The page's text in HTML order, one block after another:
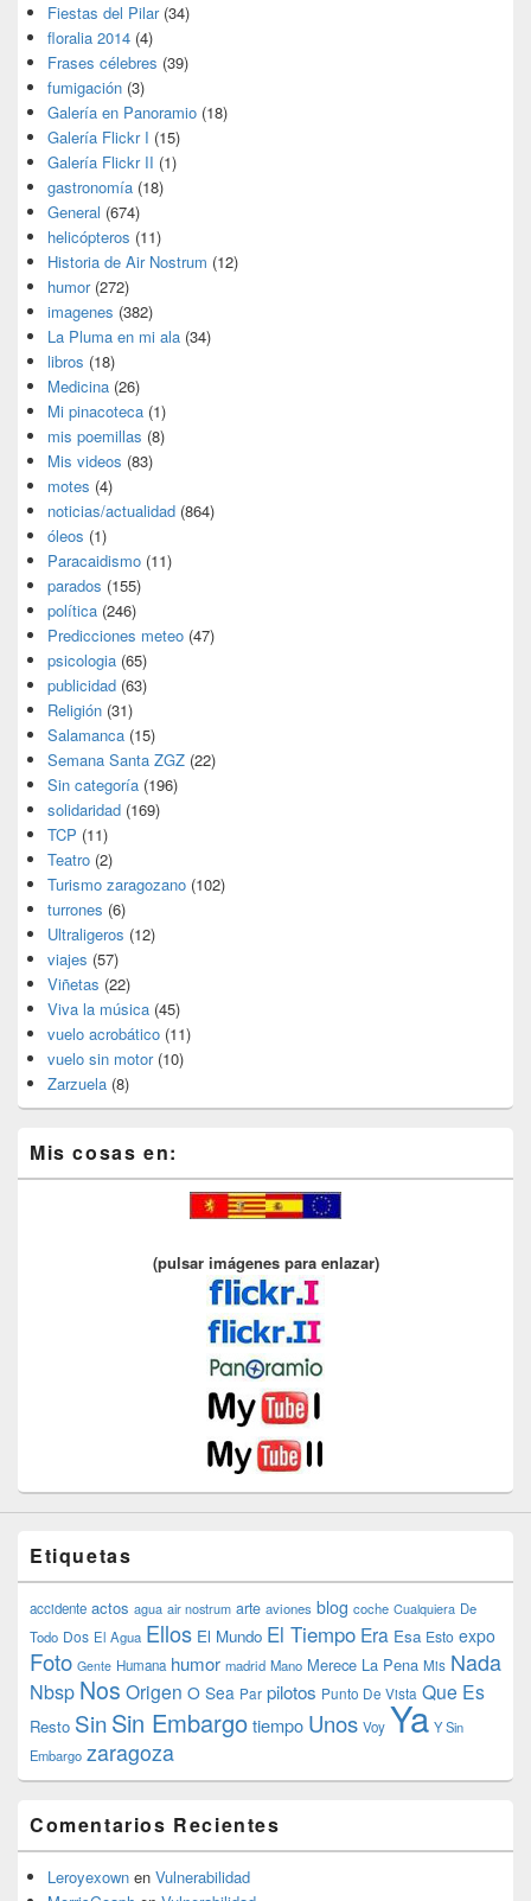
Fiestas del Pilar(34)
floralia 2014 (4)
Frases célebres (39)
fumigación (3)
Galería en Panoramio (18)
Galería Flickr I (15)
Galería Flickr II (1)
gastronomía (18)
General (674)
helicópteros (11)
Historia de Air Nostrum (12)
humor(272)
imagenes (382)
La Pluma en mi ala (34)
libros (18)
Medicina (26)
Mi pinacoteca (1)
mis poemillas (8)
Mis videos (83)
motes (4)
noticias/actualidad (864)
óleos (1)
Paracaidismo (11)
parados (155)
política (246)
Predicciones meteo (47)
psicologia (65)
publicidad (63)
Religión (31)
Salamanca (15)
Semana Santa ZGZ (22)
Sin categoría (196)
solidaridad (169)
TCP (11)
Teatro (2)
Turismo zaragozano (102)
turrones (6)
Ultraligeros (12)
viajes (57)
Viñetas (22)
Viva la música (45)
vuelo acrobático (11)
vuelo sin motor(10)
Zarzuela (8)
Mis cosas en:
(pulsar imágenes para enlazar)
Etiquetas
accidente actos agua air nostrum arte aviones blog coche Cualquiera De
Todo Dos El Agua Ellos El Mundo El Tiempo Era Esa Esto expo
Foto Gente Humana humor madrid Mano Merece La Pena Mis Nada
Nbsp Nos Origen O Sea Par pilotos Punto De Vista Que Es
Resto SinSin Embargotiempo Unos Voy Ya Y Sin
Embargo zaragoza
Comentarios Recientes
Leroyexown en Vulnerabilidad